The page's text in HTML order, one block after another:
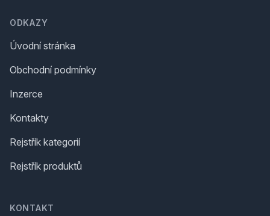
ODKAZY
Úvodní stránka
Obchodní podmínky
Inzerce
Kontakty
Rejstřík kategorií
Rejstřík produktů
KONTAKT